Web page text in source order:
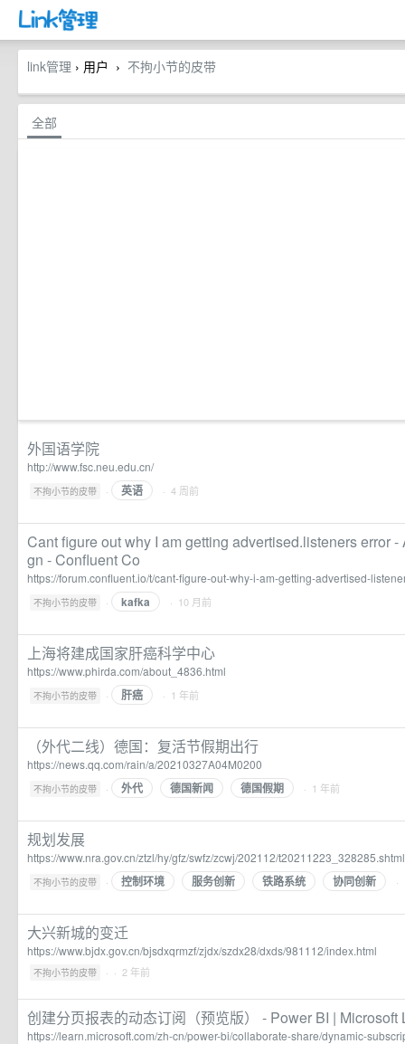
link管理 › 用户 › 不拘小节的皮带
全部
外国语学院
http://www.fsc.neu.edu.cn/
不拘小节的皮带 · 英语 · 4 周前
Cant figure out why I am getting advertised.listeners error
gn - Confluent Co
https://forum.confluent.io/t/cant-figure-out-why-i-am-getting-advertised-
不拘小节的皮带 · kafka · 10 月前
上海将建成国家肝癌科学中心
https://www.phirda.com/about_4836.html
不拘小节的皮带 · 肝癌 · 1 年前
（外代二线）德国：复活节假期出行
https://news.qq.com/rain/a/20210327A04M0200
不拘小节的皮带 · 外代 德国新闻 德国假期 · 1 年前
规划发展
https://www.nra.gov.cn/ztzl/hy/gfz/swfz/zcwj/202112/t20211223_328285.shtml
不拘小节的皮带 · 控制环境 服务创新 铁路系统 协同创新 ·
大兴新城的变迁
https://www.bjdx.gov.cn/bjsdxqrmzf/zjdx/szdx28/dxds/981112/index.html
不拘小节的皮带 · · 2 年前
创建分页报表的动态订阅（预览版） - Power BI | Microsoft
https://learn.microsoft.com/zh-cn/power-bi/collaborate-share/dynamic-